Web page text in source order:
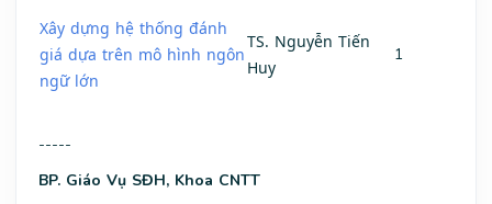
Xây dựng hệ thống đánh
giá dựa trên mô hình ngôn
ngữ lớn
TS. Nguyễn Tiến
Huy
1
-----
BP. Giáo Vụ SĐH, Khoa CNTT